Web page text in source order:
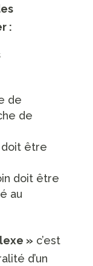
:
de
de
doit être
doit être
au
» c’est
d’un